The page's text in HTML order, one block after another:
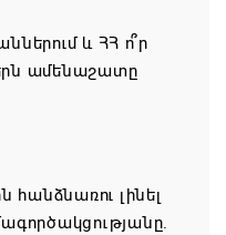
և ՀՀ ո՞ր
ամենաշատը
հանձնառու լինել